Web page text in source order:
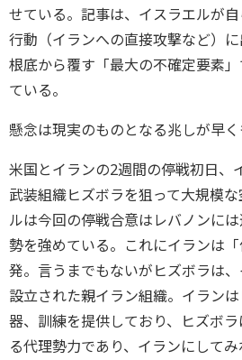
せている。記事は、イスラエルが
行動（イランへの直接攻撃など）
根底から覆す「最大の不確定要素
ている。
懸念は現実のものとなる兆しが早く
米国とイランの2週間の停戦初日、
武装組織ヒズボラを狙って大規模
ルは今回の停戦合意はレバノンに
勢を強めている。これにイランは
発。言うまでもないがヒズボラは
設立された親イラン組織。イラン
器、訓練を提供しており、ヒズボ
る代理勢力であり、イランにして